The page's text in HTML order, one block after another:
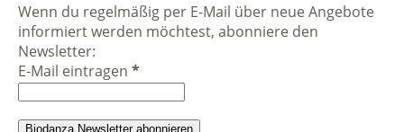
Wenn du regelmäßig per E-Mail über neue Angebote
informiert werden möchtest, abonniere den
Newsletter:
E-Mail eintragen *